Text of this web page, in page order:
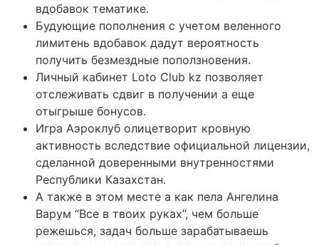
вдобавок тематике.
Будующие пополнения с учетом веленного
лимитень вдобавок дадут вероятность
получить безмездные поползновения.
Личный кабинет Loto Club kz позволяет
отслеживать сдвиг в получении а еще
отыгрыше бонусов.
Игра Аэроклуб олицетворит кровную
активность вследствие официальной лицензии,
сделанной доверенными внутренностями
Республики Казахстан.
А также в этом месте а как пела Ангелина
Варум “Все в твоих руках”, чем больше
режешься, задач больше зарабатываешь